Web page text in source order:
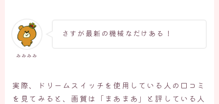
みみみみ
さすが最新の機械なだけある！
実際、ドリームスイッチを使用している人の口コミ
を見てみると、画質は「まあまあ」と評している人